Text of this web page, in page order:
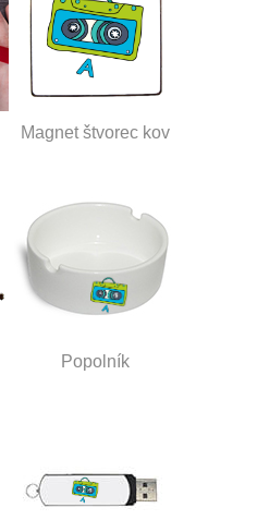
Magnet štvorec kov
Popolník